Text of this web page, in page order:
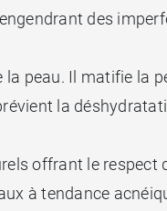
des
peau. Il matifie la
la
offrant le respect
à tendance